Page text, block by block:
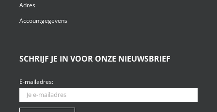
Adres
Accountgegevens
SCHRIJF JE IN VOOR ONZE NIEUWSBRIEF
E-mailadres: